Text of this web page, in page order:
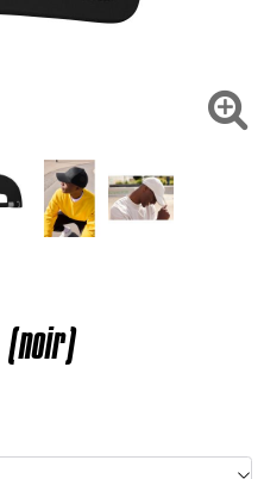
pour votre besoin

(noir)